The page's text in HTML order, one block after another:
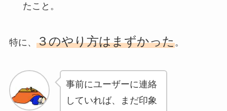
たこと。
特に、 ３のやり方はまずかった。
事前にユーザーに連絡
していれば、まだ印象